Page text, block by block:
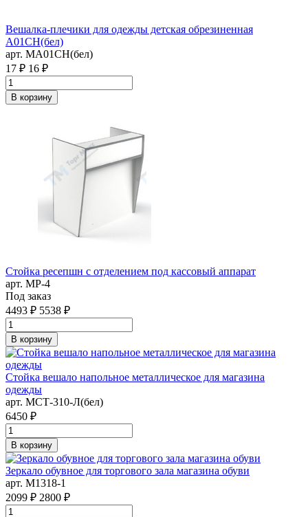
Вешалка-плечики для одежды детская обрезиненная
A01CH(бел)
арт. MA01CH(бел)
17 ₽ 16 ₽
В корзину
Стойка ресепшн с отделением под кассовый аппарат
арт. MР-4
Под заказ
4493 ₽ 5538 ₽
В корзину
Стойка вешало напольное металлическое для магазина
одежды
арт. MСТ-310-Л(бел)
6450 ₽
В корзину
Зеркало обувное для торгового зала магазина обуви
арт. M1318-1
2099 ₽ 2800 ₽